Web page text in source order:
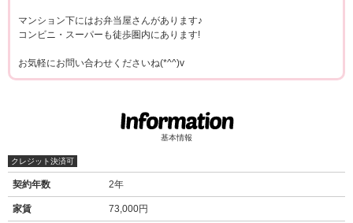
マンション下にはお弁当屋さんがあります♪
コンビニ・スーパーも徒歩圏内にあります!
お気軽にお問い合わせくださいね(*^^)v
基本情報
クレジット決済可
契約年数 2年
家賃 73,000円